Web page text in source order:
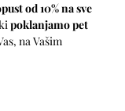
od 10% na sve
poklanjamo pet
na Vašim